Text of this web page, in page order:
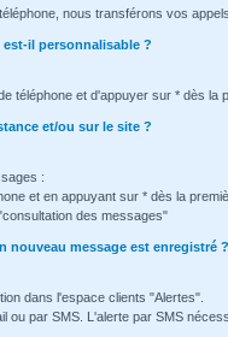
nous transférons vos
il personnalisable ?
téléphone et d'appuyer sur * dès la
et/ou sur le site ?
:
et en appuyant sur * dès la
des messages"
nouveau message est enregistré ?
dans l'espace clients "Alertes".
ou par SMS. L'alerte par SMS